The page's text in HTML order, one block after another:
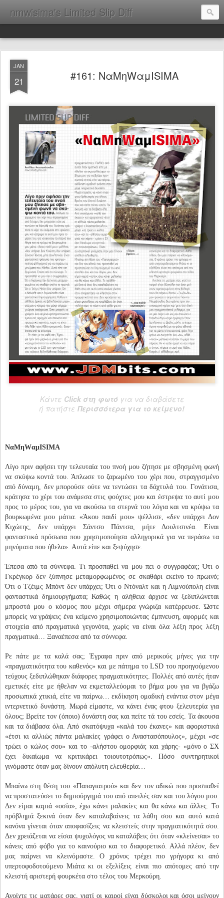
nmwisima's Limited Slip Diff
JAN
21 #161: ΝαΜηWαμISIMA
Κάντε Click στη φωτόγια να διαβάσετε
ή πατήστε Περισσότερα για το κείμενο!
ΝαΜηWαμISIMA
Λίγο πριν αφήσει την τελευταία του πνοή μου ζήτησε με σβησμένη φωνή
να σκύψω κοντά του. Άπλωσε το ζαρωμένο του χέρι που, στραγγισμένο
από δύναμη, δεν μπορούσε ούτε να τεντώσει τα δάχτυλά του. Γονάτισα,
κράτησα το χέρι του ανάμεσα στις φούχτες μου και έστρεψα το αυτί μου
προς το μέρος του, για να ακούσω τα στερνά του λόγια και να κρύψω τα
βουρκωμένα μου μάτια. «Άκου παιδί μου» ψέλλισε, «δεν υπάρχει Δον
Κιχώτης, δεν υπάρχει Σάντσο Πάντσα, μήτε Δουλτσινέα. Είναι
φανταστικά πρόσωπα που χρησιμοποίησα αλληγορικά για να περάσω τα
μηνύματα που ήθελα». Αυτά είπε και ξεψύχησε.
Έπεσα από τα σύννεφα. Τι προσπαθεί να μου πει ο συγγραφέας; Ότι ο
Γκρέγκορ δεν ξύπνησε μεταμορφωμένος σε σκαθάρι εκείνο το πρωινό;
Ότι ο Τζέιμς Μπόντ δεν υπάρχει; Ότι ο Ντόναλτ και η Λιμνούπολη είναι
φανταστικά δημιουργήματα; Καθώς η αλήθεια άρχισε να ξεδιπλώνεται
μπροστά μου ο κόσμος που μέχρι σήμερα γνώριζα κατέρρευσε. Ώστε
μπορείς να γράψεις ένα κείμενο χρησιμοποιώντας έμπνευση, αφορμές και
στοιχεία από πραγματικά γεγονότα, χωρίς να είναι όλα λέξη προς λέξη
πραγματικά… Ξαναέπεσα από τα σύννεφα.
Ρε πάτε με τα καλά σας; Έγραφα πριν από μερικούς μήνες για την
«πραγματικότητα του καθενός» και με πάτημα τοLSD του προηγούμενου
τεύχους ξεδιπλώθηκαν διάφορες πραγματικότητες. Πολλές από αυτές ήταν
εμετικές είτε με ήθελαν να εκμεταλλεύομαι το βήμα μου για να βγάζω
προσωπικά χτικιά, είτε να παίρνω… εκδίκηση ομαδική ενάντια στον μέγα
ιντερνετικό δυνάστη. Μωρά είμαστε, να κάνει ένας φτου ξελευτερία για
όλους; Βρείτε τον (όποιο) δυνάστη σας και πείτε τά του εσείς. Τα άκουσα
και τα διάβασα όλα. Από σκατόψυχα «καλά του έκανες» και αφοριστικά
«έτσι κι αλλιώς πάντα μαλακίες γράφει ο Αναστασόπουλος», μέχρι «σε
τρώει ο κώλος σου» και το -αλήστου ομορφιάς και χάρης- «μόνο ο ΣΧ
έχει δικαίωμα να κριτικάρει τοιουτοτρόπως». Πόσο συντηρητικοί
γινόμαστε όταν μας δίνουν απόλυτη ελευθερία…
Μπαίνω στη θέση του «Παπαγιατρού» και δεν τον αδικώ που προσπαθεί
να προστατεύσει το δημιούργημά του από απειλές σαν και του λόγου μου.
Δεν είμαι καμιά «οσία», έχω κάνει μαλακίες και θα κάνω και άλλες. Το
πρόβλημά ξεκινά όταν δεν καταλαβαίνεις τα λάθη σου και αυτό κατά
κανόνα γίνεται όταν αποφασίζεις να κλειστείς στην πραγματικότητά σου.
Δεν χρειάζεται να είσαι ψυχολόγος να καταλάβεις ότι όταν «κλείνεσαι» το
κάνεις από φόβο για το καινούριο και το διαφορετικό. Αλλά πλέον, δεν
μας παίρνει να κλεινόμαστε. Ο χρόνος τρέχει πιο γρήγορα κι από
υπερτοφοδοτούμενο Μιάτα κι οι εξελίξεις είναι πιο απότομες από την
κλειστή αριστερή φουρκέτα στο τέλος του Μερκούρη.
Ανοίχτε τις ματάρες σας, γιατί οι καιροί είναι δύσκολοι και όσοι μείνουν